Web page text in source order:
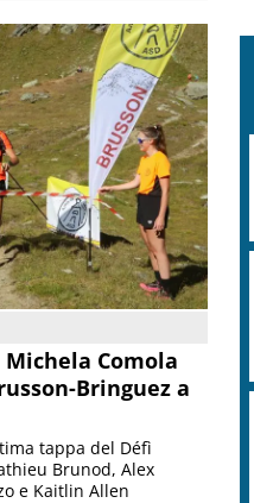
Comola
Bringuez a
tappa del Défì
Brunod, Alex
e Kaitlin Allen